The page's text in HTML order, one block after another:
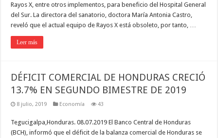
Rayos X, entre otros implementos, para beneficio del Hospital General
del Sur. La directora del sanatorio, doctora María Antonia Castro,
reveló que el actual equipo de Rayos X está obsoleto, por tanto, …
Leer más
DÉFICIT COMERCIAL DE HONDURAS CRECIÓ
13.7% EN SEGUNDO BIMESTRE DE 2019
8 julio, 2019 Economía 43
Tegucigalpa,Honduras. 08.07.2019 El Banco Central de Honduras
(BCH), informó que el déficit de la balanza comercial de Honduras se